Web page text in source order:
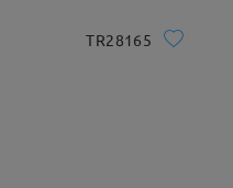
TR28165